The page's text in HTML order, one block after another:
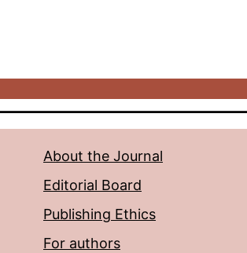
About the Journal
Editorial Board
Publishing Ethics
For authors